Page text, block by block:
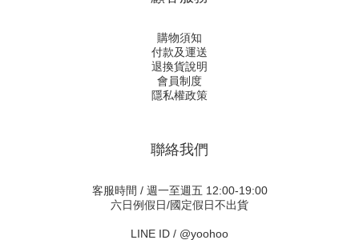
購物須知
付款及運送
退換貨說明
會員制度
隱私權政策
聯絡我們
客服時間 / 週一至週五 12:00-19:00
六日例假日/國定假日不出貨
LINE ID / @yoohoo